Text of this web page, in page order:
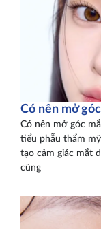
Có nên mở
Có nên mở góc
tiểu phẫu thẩm
tạo cảm giác mắt
cũng